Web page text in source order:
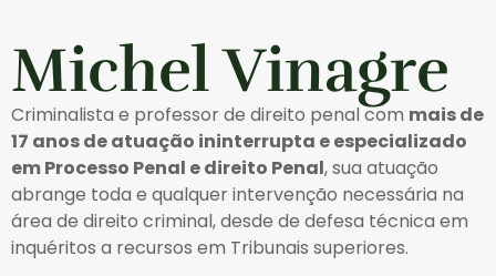
Michel Vinagre
Criminalista e professor de direito penal com mais de
17 anos de atuação ininterrupta e especializado
em Processo Penal e direito Penal, sua atuação
abrange toda e qualquer intervenção necessária na
área de direito criminal, desde de defesa técnica em
inquéritos a recursos em Tribunais superiores.